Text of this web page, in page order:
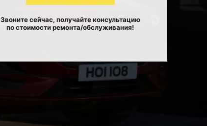
Звоните сейчас, получайте консультацию
по стоимости ремонта/обслуживания!